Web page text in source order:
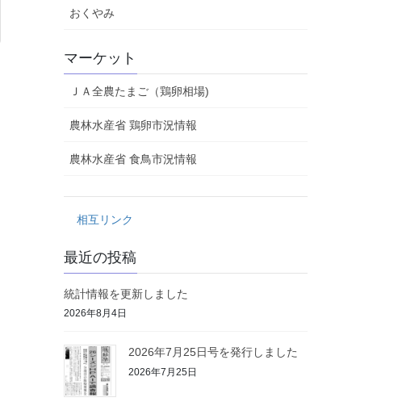
おくやみ
マーケット
ＪＡ全農たまご（鶏卵相場)
農林水産省 鶏卵市況情報
農林水産省 食鳥市況情報
相互リンク
最近の投稿
統計情報を更新しました
2026年8月4日
2026年7月25日号を発行しました
2026年7月25日